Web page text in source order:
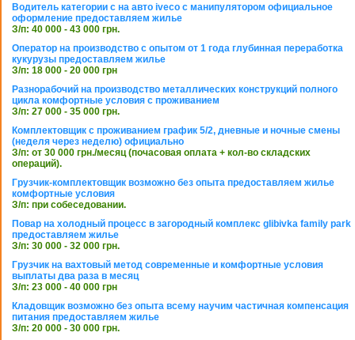
Водитель категории с на авто iveco с манипулятором официальное
оформление предоставляем жилье
З/п: 40 000 - 43 000 грн.
Оператор на производство с опытом от 1 года глубинная переработка
кукурузы предоставляем жилье
З/п: 18 000 - 20 000 грн
Разнорабочий на производство металлических конструкций полного
цикла комфортные условия с проживанием
З/п: 27 000 - 35 000 грн.
Комплектовщик с проживанием график 5/2, дневные и ночные смены
(неделя через неделю) официально
З/п: от 30 000 грн./месяц (почасовая оплата + кол-во складских
операций).
Грузчик-комплектовщик возможно без опыта предоставляем жилье
комфортные условия
З/п: при собеседовании.
Повар на холодный процесс в загородный комплекс glibivka family park
предоставляем жилье
З/п: 30 000 - 32 000 грн.
Грузчик на вахтовый метод современные и комфортные условия
выплаты два раза в месяц
З/п: 23 000 - 40 000 грн
Кладовщик возможно без опыта всему научим частичная компенсация
питания предоставляем жилье
З/п: 20 000 - 30 000 грн.